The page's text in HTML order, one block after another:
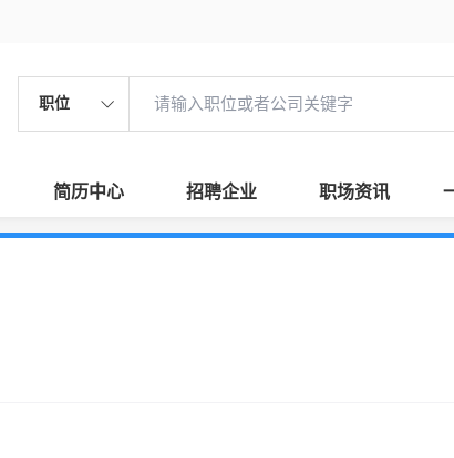
职位
简历中心 招聘企业 职场资讯